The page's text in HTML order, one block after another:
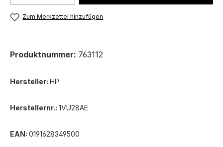
Zum Merkzettel hinzufügen
Produktnummer: 763112
Hersteller: HP
Herstellernr.: 1VU28AE
EAN: 0191628349500